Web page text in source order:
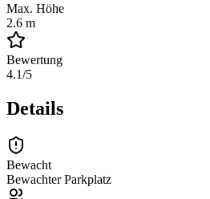
Max. Höhe
2.6 m
Bewertung
4.1/5
Details
Bewacht
Bewachter Parkplatz